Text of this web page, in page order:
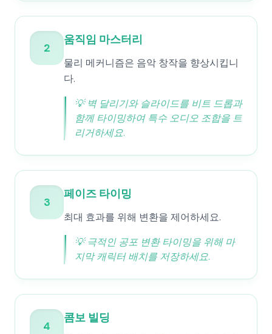
2
움직임 마스터리
물리 메커니즘은 음악 창작을 향상시킵니
다.
💡 벽 달리기와 슬라이드를 비트 드롭과
함께 타이밍하여 특수 오디오 조합을 트
리거하세요.
3
페이즈 타이밍
최대 효과를 위해 변환을 제어하세요.
💡극적인 공포 변환 타이밍을 위해 마
지막 캐릭터 배치를 저장하세요.
4
콤보 빌딩